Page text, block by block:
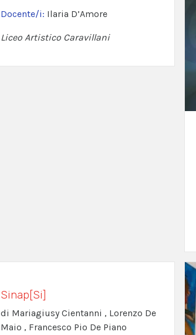
Docente/i: Ilaria D’Amore
Liceo Artistico Caravillani
Sinap[Si]
di Mariagiusy Cientanni , Lorenzo De
Maio , Francesco Pio De Piano